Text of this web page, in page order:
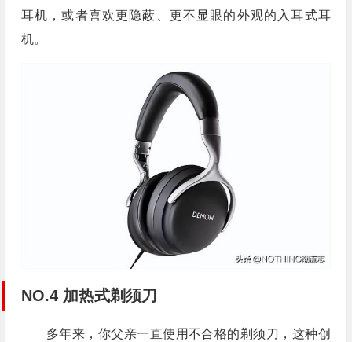
耳机，或者喜欢更隐蔽、更不显眼的外观的入耳式耳
机。
NO.4 加热式剃须刀
多年来，你父亲一直使用不合格的剃须刀，这种创